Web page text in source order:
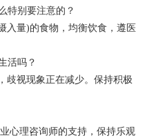
特别要注意的？
入量)的食物，均衡饮食，遵医
活吗？
歧视现象正在减少。保持积极
心理咨询师的支持，保持乐观